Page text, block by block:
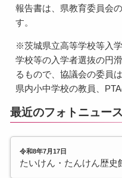
報告書は、県教育委員会
す。
※茨城県立高等学校等入
学校等の入学者選抜の円
るもので、協議会の委員
県内小中学校の教員、
最近のフォトニュース
令和8年7月17日
たいけん・たんけん歴史